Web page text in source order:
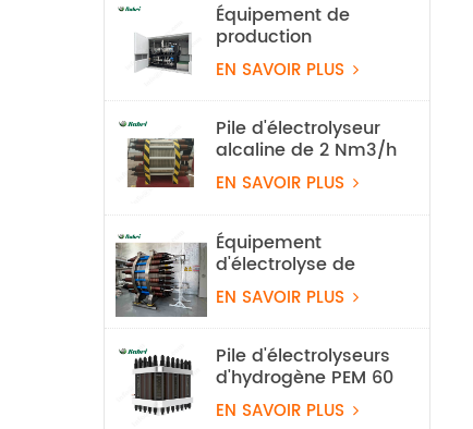
Équipement de
production
d'hydrogène par
électrolyse de l'eau
alcaline, 100 Nm³/h,
500 kW
EN SAVOIR PLUS
Pile d'électrolyseur
alcaline de 2 Nm3/h
EN SAVOIR PLUS
Équipement
d'électrolyse de
l'eau à l'hydrogène
alcalin 100 Nm³/h
500 kW
EN SAVOIR PLUS
Pile d'électrolyseurs
d'hydrogène PEM 60
Nm3/h
EN SAVOIR PLUS